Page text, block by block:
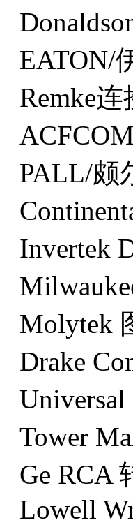
EATON/
Remke
PALL/颇
Invertek
Molytek
Drake
Tower
Ge RCA
Lowell